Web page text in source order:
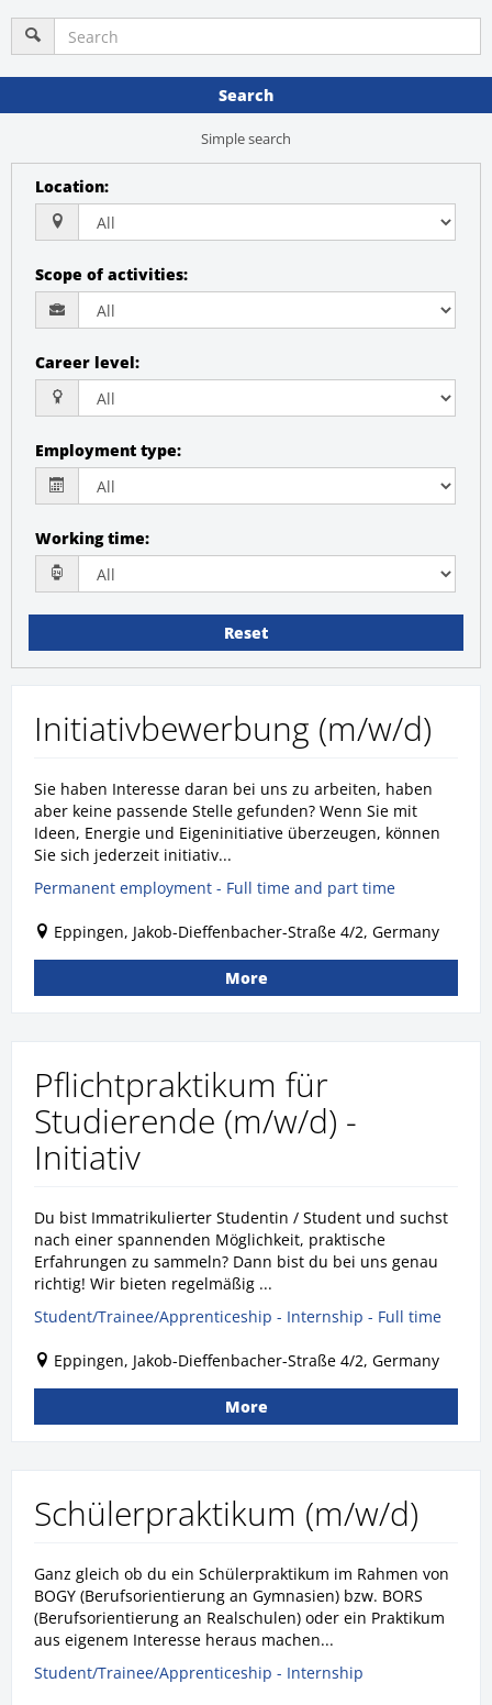
Search
Simple search
Location:
Scope of activities:
Career level:
Employment type:
Working time:
Reset
Initiativbewerbung (m/w/d)
Sie haben Interesse daran bei uns zu arbeiten, haben
aber keine passende Stelle gefunden? Wenn Sie mit
Ideen, Energie und Eigeninitiative überzeugen, können
Sie sich jederzeit initiativ...
Permanent employment - Full time and part time
Eppingen, Jakob-Dieffenbacher-Straße 4/2, Germany
More
Pflichtpraktikum für
Studierende (m/w/d) -
Initiativ
Du bist Immatrikulierter Studentin / Student und suchst
nach einer spannenden Möglichkeit, praktische
Erfahrungen zu sammeln? Dann bist du bei uns genau
richtig! Wir bieten regelmäßig ...
Student/Trainee/Apprenticeship - Internship - Full time
Eppingen, Jakob-Dieffenbacher-Straße 4/2, Germany
More
Schülerpraktikum (m/w/d)
Ganz gleich ob du ein Schülerpraktikum im Rahmen von
BOGY (Berufsorientierung an Gymnasien) bzw. BORS
(Berufsorientierung an Realschulen) oder ein Praktikum
aus eigenem Interesse heraus machen...
Student/Trainee/Apprenticeship - Internship